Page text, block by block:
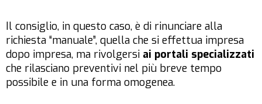
Il consiglio, in questo caso, è di rinunciare alla
richiesta “manuale”, quella che si effettua impresa
dopo impresa, ma rivolgersi ai portali specializzati
che rilasciano preventivi nel più breve tempo
possibile e in una forma omogenea.